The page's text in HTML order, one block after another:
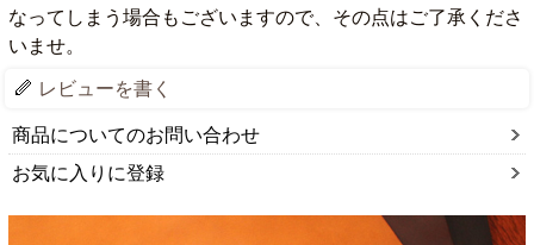
なってしまう場合もございますので、その点はご了承くださ
いませ。
レビューを書く
商品についてのお問い合わせ
お気に入りに登録